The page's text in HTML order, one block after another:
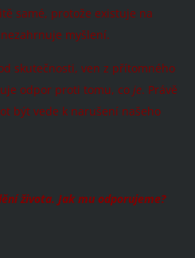
samé, protože existuje na
myšlení.
skutečnosti, ven z přítomného
odpor proti tomu, co je. Právě
být vede k narušení našeho
života. Jak mu odporujeme?